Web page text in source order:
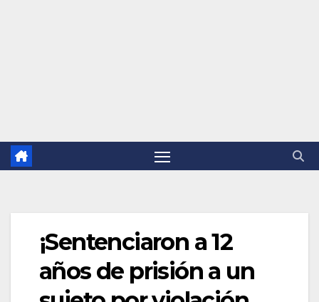
¡Sentenciaron a 12
años de prisión a un